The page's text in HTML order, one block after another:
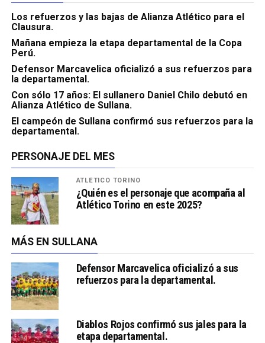
Los refuerzos y las bajas de Alianza Atlético para el
Clausura.
Mañana empieza la etapa departamental de la Copa
Perú.
Defensor Marcavelica oficializó a sus refuerzos para
la departamental.
Con sólo 17 años: El sullanero Daniel Chilo debutó en
Alianza Atlético de Sullana.
El campeón de Sullana confirmó sus refuerzos para la
departamental.
PERSONAJE DEL MES
ATLÉTICO TORINO
¿Quién es el personaje que acompaña al
Atlético Torino en este 2025?
MÁS EN SULLANA
Defensor Marcavelica oficializó a sus
refuerzos para la departamental.
Diablos Rojos confirmó sus jales para la
etapa departamental.